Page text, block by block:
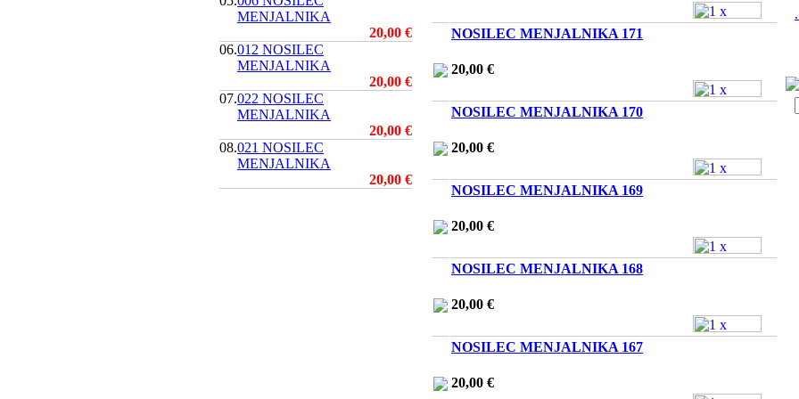
MENJALNIKA
20,00 €
06.012 NOSILEC
MENJALNIKA
20,00 €
07.022 NOSILEC
MENJALNIKA
20,00 €
08.021 NOSILEC
MENJALNIKA
20,00 €
NOSILEC MENJALNIKA 171
20,00 €
NOSILEC MENJALNIKA 170
20,00 €
NOSILEC MENJALNIKA 169
20,00 €
NOSILEC MENJALNIKA 168
20,00 €
NOSILEC MENJALNIKA 167
20,00 €